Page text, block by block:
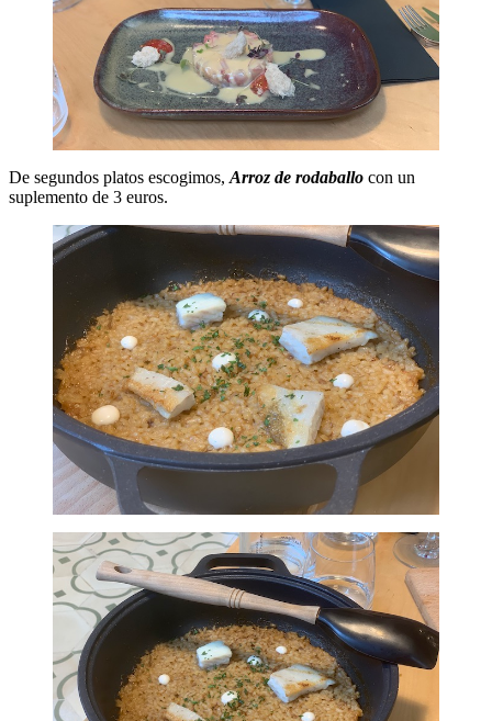
De segundos platos escogimos, Arroz de rodaballo con un
suplemento de 3 euros.